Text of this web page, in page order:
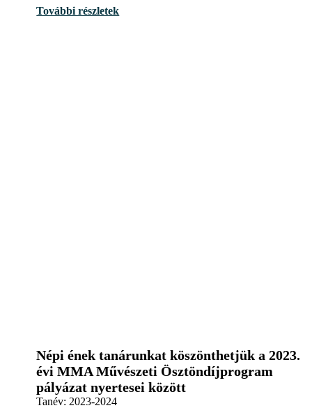
További részletek
Népi ének tanárunkat köszönthetjük a 2023.
évi MMA Művészeti Ösztöndíjprogram
pályázat nyertesei között
Tanév: 2023-2024